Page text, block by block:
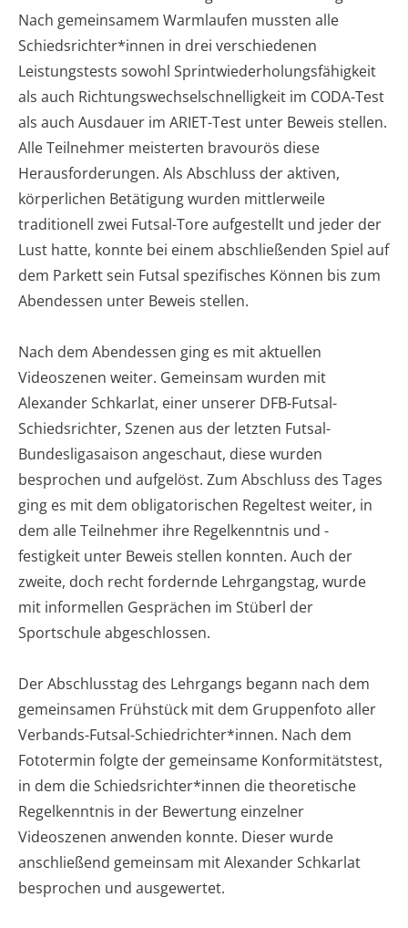
Nach gemeinsamem Warmlaufen mussten alle
Schiedsrichter*innen in drei verschiedenen
Leistungstests sowohl Sprintwiederholungsfähigkeit
als auch Richtungswechselschnelligkeit im CODA-Test
als auch Ausdauer im ARIET-Test unter Beweis stellen.
Alle Teilnehmer meisterten bravourös diese
Herausforderungen. Als Abschluss der aktiven,
körperlichen Betätigung wurden mittlerweile
traditionell zwei Futsal-Tore aufgestellt und jeder der
Lust hatte, konnte bei einem abschließenden Spiel auf
dem Parkett sein Futsal spezifisches Können bis zum
Abendessen unter Beweis stellen.
Nach dem Abendessen ging es mit aktuellen
Videoszenen weiter. Gemeinsam wurden mit
Alexander Schkarlat, einer unserer DFB-Futsal-
Schiedsrichter, Szenen aus der letzten Futsal-
Bundesligasaison angeschaut, diese wurden
besprochen und aufgelöst. Zum Abschluss des Tages
ging es mit dem obligatorischen Regeltest weiter, in
dem alle Teilnehmer ihre Regelkenntnis und -
festigkeit unter Beweis stellen konnten. Auch der
zweite, doch recht fordernde Lehrgangstag, wurde
mit informellen Gesprächen im Stüberl der
Sportschule abgeschlossen.
Der Abschlusstag des Lehrgangs begann nach dem
gemeinsamen Frühstück mit dem Gruppenfoto aller
Verbands-Futsal-Schiedrichter*innen. Nach dem
Fototermin folgte der gemeinsame Konformitätstest,
in dem die Schiedsrichter*innen die theoretische
Regelkenntnis in der Bewertung einzelner
Videoszenen anwenden konnte. Dieser wurde
anschließend gemeinsam mit Alexander Schkarlat
besprochen und ausgewertet.